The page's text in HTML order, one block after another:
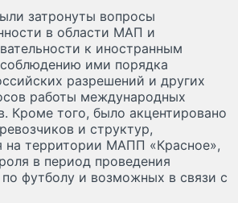
затронуты вопросы
в области МАП и
к иностранным
ими порядка
разрешений и других
работы международных
Кроме того, было акцентировано
и структур,
на территории МАПП «Красное»,
в период проведения
футболу и возможных в связи с